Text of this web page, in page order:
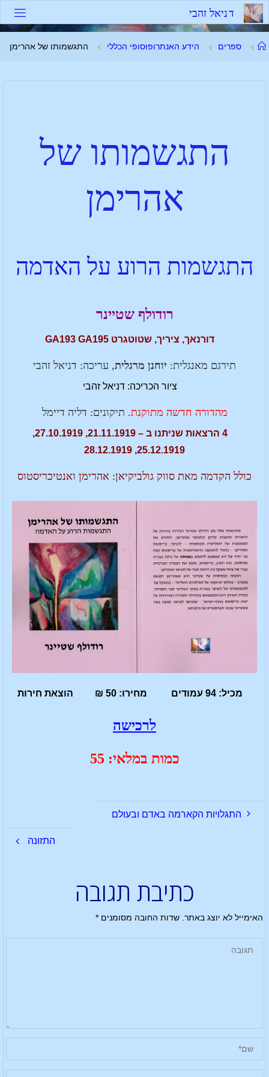
דניאל זהבי
ספרים הידע האנתרופוסופי הכללי התגשמותו של אהרימן
התגשמותו של
אהרימן
התגשמות הרוע על האדמה
רודולף שטיינר
דורנאך, ציריך, שטוטגרט GA193 GA195
תירגם מאנגלית: יוחנן מרגלית, עריכה: דניאל זהבי
ציור הכריכה: דניאל זהבי
מהדורה חדשה מתוקנת. תיקונים: דליה דיימל
4 הרצאות שניתנו ב – 21.11.1919, 27.10.1919,
25.12.1919, 28.12.1919
כולל הקדמה מאת סווק גולביקיאן: אהרימן ואנטיכריסטוס
מכיל: 94 עמודים מחירו: 50 ₪ הוצאת חירות
לרכישה
כמות במלאי: 55
התגלויות הקארמה באדם ובעולם
התזונה
כתיבת תגובה
האימייל לא יוצג באתר. שדות החובה מסומנים*